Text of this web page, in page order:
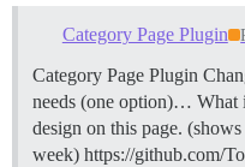
Category Page Plugin
Category Page Plugin
needs (one option)… What
design on this page.
week) https://github.com/